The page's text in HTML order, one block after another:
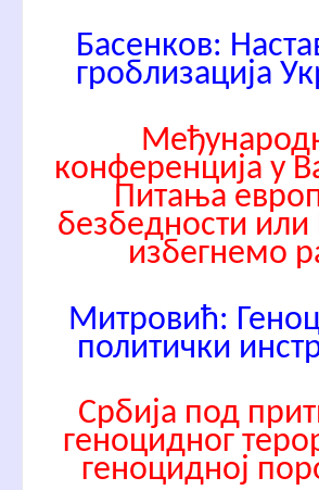
Басенков:
гроблизација
конференција у
Питања
безбедности или
избегнемо
Митровић:
политички
Србија под
геноцидног
геноцидној